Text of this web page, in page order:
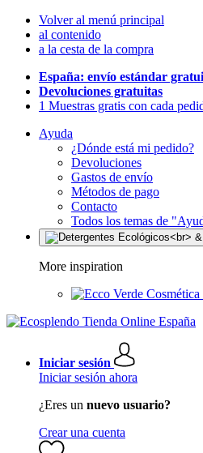
Volver al menú principal
al contenido
a la cesta de la compra
España: envío estándar
Devoluciones gratuitas
1 Muestras gratis con cada
Ayuda
¿Dónde está mi pedido?
Devoluciones
Gastos de envío
Métodos de pago
Contacto
Todos los temas de
More inspiration
Iniciar sesión
Iniciar sesión ahora
¿Eres un nuevo usuario?
Crear una cuenta